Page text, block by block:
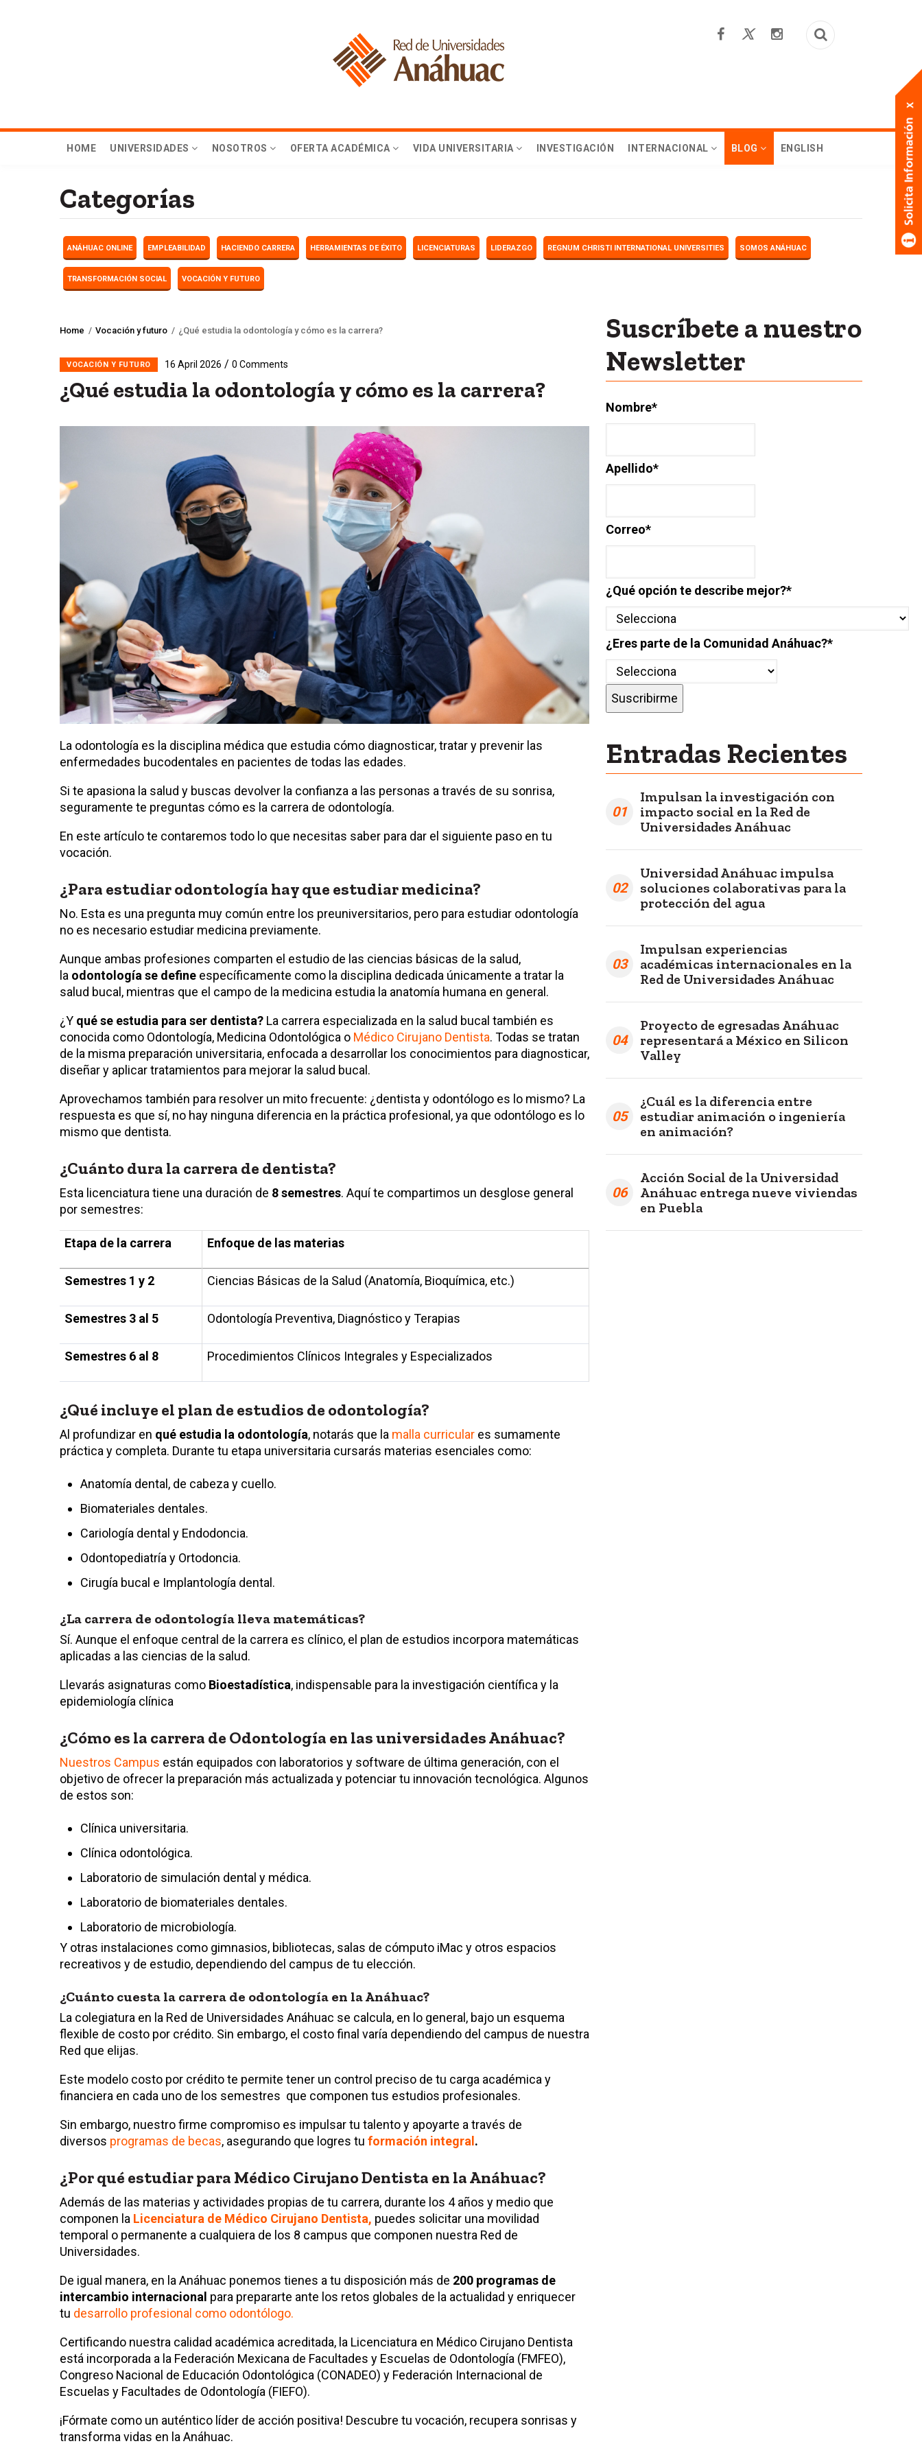
Menú
principal
Hub
HOME UNIVERSIDADES NOSOTROS OFERTA ACADÉMICA VIDA UNIVERSITARIA INVESTIGACIÓN INTERNACIONAL BLOG ENGLISH
Categorías
ANÁHUAC ONLINE EMPLEABILIDAD HACIENDO CARRERA HERRAMIENTAS DE ÉXITO LICENCIATURAS LIDERAZGO REGNUM CHRISTI INTERNATIONAL UNIVERSITIES SOMOS ANÁHUAC
TRANSFORMACIÓN SOCIAL VOCACIÓN Y FUTURO
Breadcrumb
Home / Vocación y futuro / ¿Qué estudia la odontología y cómo es la carrera?
VOCACIÓN Y FUTURO 16 April 2026 / 0 Comments
¿Qué estudia la odontología y cómo es la carrera?
La odontología es la disciplina médica que estudia cómo diagnosticar, tratar y prevenir las
enfermedades bucodentales en pacientes de todas las edades.
Si te apasiona la salud y buscas devolver la confianza a las personas a través de su sonrisa,
seguramente te preguntas cómo es la carrera de odontología.
En este artículo te contaremos todo lo que necesitas saber para dar el siguiente paso en tu
vocación.
¿Para estudiar odontología hay que estudiar medicina?
No. Esta es una pregunta muy común entre los preuniversitarios, pero para estudiar odontología
no es necesario estudiar medicina previamente.
Aunque ambas profesiones comparten el estudio de las ciencias básicas de la salud,
la odontología se define específicamente como la disciplina dedicada únicamente a tratar la
salud bucal, mientras que el campo de la medicina estudia la anatomía humana en general.
¿Y qué se estudia para ser dentista? La carrera especializada en la salud bucal también es
conocida como Odontología, Medicina Odontológica o Médico Cirujano Dentista. Todas se tratan
de la misma preparación universitaria, enfocada a desarrollar los conocimientos para diagnosticar,
diseñar y aplicar tratamientos para mejorar la salud bucal.
Aprovechamos también para resolver un mito frecuente: ¿dentista y odontólogo es lo mismo? La
respuesta es que sí, no hay ninguna diferencia en la práctica profesional, ya que odontólogo es lo
mismo que dentista.
¿Cuánto dura la carrera de dentista?
Esta licenciatura tiene una duración de 8 semestres. Aquí te compartimos un desglose general
por semestres:
Etapa de la carrera Enfoque de las materias
Semestres 1 y 2 Ciencias Básicas de la Salud (Anatomía, Bioquímica, etc.)
Semestres 3 al 5 Odontología Preventiva, Diagnóstico y Terapias
Semestres 6 al 8 Procedimientos Clínicos Integrales y Especializados
¿Qué incluye el plan de estudios de odontología?
Al profundizar en qué estudia la odontología, notarás que la malla curricular es sumamente
práctica y completa. Durante tu etapa universitaria cursarás materias esenciales como:
Anatomía dental, de cabeza y cuello.
Biomateriales dentales.
Cariología dental y Endodoncia.
Odontopediatría y Ortodoncia.
Cirugía bucal e Implantología dental.
¿La carrera de odontología lleva matemáticas?
Sí. Aunque el enfoque central de la carrera es clínico, el plan de estudios incorpora matemáticas
aplicadas a las ciencias de la salud.
Llevarás asignaturas como Bioestadística, indispensable para la investigación científica y la
epidemiología clínica
¿Cómo es la carrera de Odontología en las universidades Anáhuac?
Nuestros Campus están equipados con laboratorios y software de última generación, con el
objetivo de ofrecer la preparación más actualizada y potenciar tu innovación tecnológica. Algunos
de estos son:
Clínica universitaria.
Clínica odontológica.
Laboratorio de simulación dental y médica.
Laboratorio de biomateriales dentales.
Laboratorio de microbiología.
Y otras instalaciones como gimnasios, bibliotecas, salas de cómputo iMac y otros espacios
recreativos y de estudio, dependiendo del campus de tu elección.
¿Cuánto cuesta la carrera de odontología en la Anáhuac?
La colegiatura en la Red de Universidades Anáhuac se calcula, en lo general, bajo un esquema
flexible de costo por crédito. Sin embargo, el costo final varía dependiendo del campus de nuestra
Red que elijas.
Este modelo costo por crédito te permite tener un control preciso de tu carga académica y
financiera en cada uno de los semestres que componen tus estudios profesionales.
Sin embargo, nuestro firme compromiso es impulsar tu talento y apoyarte a través de
diversos programas de becas, asegurando que logres tu formación integral .
¿Por qué estudiar para Médico Cirujano Dentista en la Anáhuac?
Además de las materias y actividades propias de tu carrera, durante los 4 años y medio que
componen la Licenciatura de Médico Cirujano Dentista, puedes solicitar una movilidad
temporal o permanente a cualquiera de los 8 campus que componen nuestra Red de
Universidades.
De igual manera, en la Anáhuac ponemos tienes a tu disposición más de 200 programas de
intercambio internacional para prepararte ante los retos globales de la actualidad y enriquecer
tu desarrollo profesional como odontólogo.
Certificando nuestra calidad académica acreditada, la Licenciatura en Médico Cirujano Dentista
está incorporada a la Federación Mexicana de Facultades y Escuelas de Odontología (FMFEO),
Congreso Nacional de Educación Odontológica (CONADEO) y Federación Internacional de
Escuelas y Facultades de Odontología (FIEFO).
¡Fórmate como un auténtico líder de acción positiva! Descubre tu vocación, recupera sonrisas y
transforma vidas en la Anáhuac.
Suscríbete a nuestro
Newsletter
Nombre*
Apellido*
Correo*
¿Qué opción te describe mejor?*
¿Eres parte de la Comunidad Anáhuac?*
Entradas Recientes
01
Impulsan la investigación con
impacto social en la Red de
Universidades Anáhuac
02
Universidad Anáhuac impulsa
soluciones colaborativas para la
protección del agua
03
Impulsan experiencias
académicas internacionales en la
Red de Universidades Anáhuac
04
Proyecto de egresadas Anáhuac
representará a México en Silicon
Valley
05
¿Cuál es la diferencia entre
estudiar animación o ingeniería
en animación?
06
Acción Social de la Universidad
Anáhuac entrega nueve viviendas
en Puebla